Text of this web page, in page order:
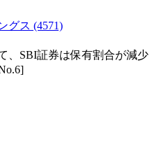
グス (4571)
、SBI証券は保有割合が減少